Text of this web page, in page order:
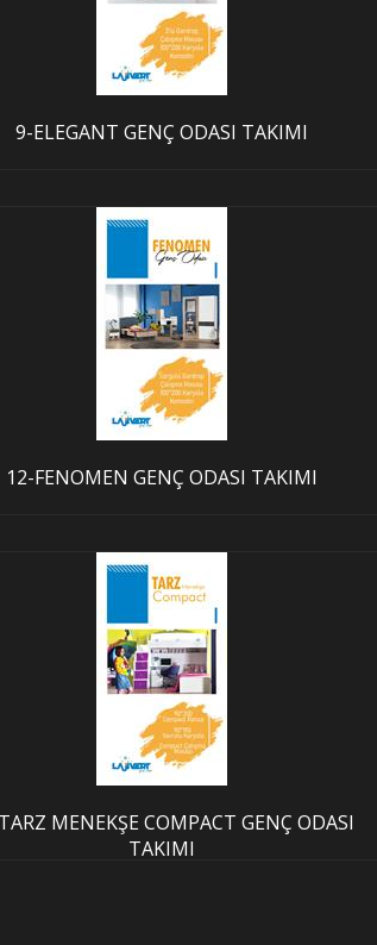
9-ELEGANT GENÇ ODASI TAKIMI
12-FENOMEN GENÇ ODASI TAKIMI
MENEKŞE COMPACT GENÇ ODASI
TAKIMI